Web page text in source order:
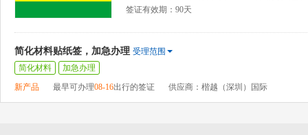
签证有效期：90天
简化材料贴纸签，加急办理 受理范围
简化材料
加急办理
新产品
最早可办理08-16出行的签证 供应商：楷越（深圳）国际